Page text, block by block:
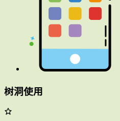
树洞使用